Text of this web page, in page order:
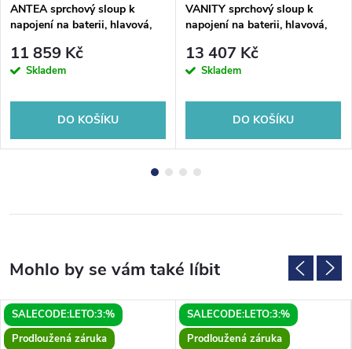
ANTEA sprchový sloup k
napojení na baterii, hlavová,
11 859 Kč
Skladem
DO KOŠÍKU
VANITY sprchový sloup k
napojení na baterii, hlavová,
13 407 Kč
Skladem
DO KOŠÍKU
SALECODE:LETO:3:%
Prodloužená záruka
SALECODE:LETO:3:%
Prodloužená záruka